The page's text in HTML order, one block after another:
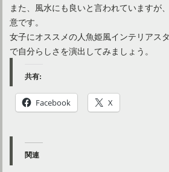
また、風水にも良いと言われていますが
意です。
女子にオススメの人魚姫風インテリアス
で自分らしさを演出してみましょう。
共有:
Facebook X
関連